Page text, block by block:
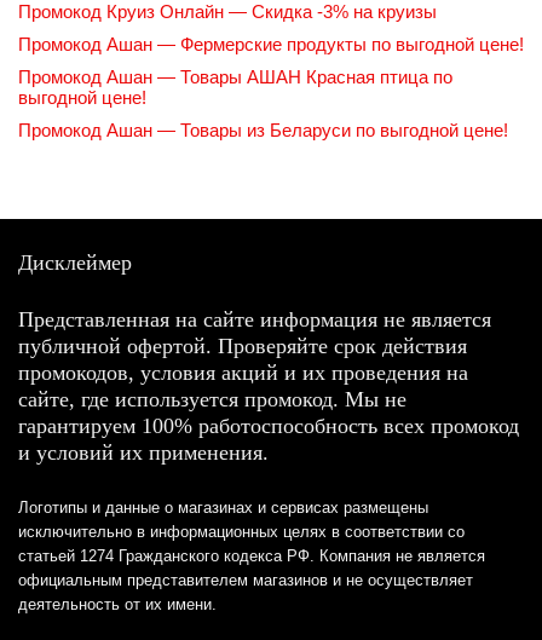
Промокод Круиз Онлайн — Скидка -3% на круизы
Промокод Ашан — Фермерские продукты по выгодной цене!
Промокод Ашан — Товары АШАН Красная птица по
выгодной цене!
Промокод Ашан — Товары из Беларуси по выгодной цене!
Дисклеймер
Представленная на сайте информация не является
публичной офертой. Проверяйте срок действия
промокодов, условия акций и их проведения на
сайте, где используется промокод. Мы не
гарантируем 100% работоспособность всех промокод
и условий их применения.
Логотипы и данные о магазинах и сервисах размещены
исключительно в информационных целях в соответствии со
статьей 1274 Гражданского кодекса РФ. Компания не является
официальным представителем магазинов и не осуществляет
деятельность от их имени.